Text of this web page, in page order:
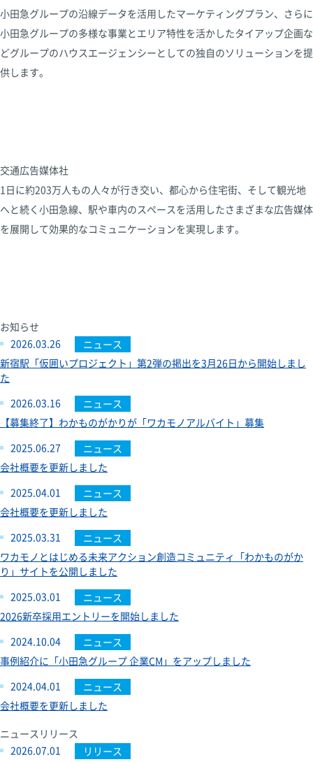
小田急グループの沿線データを活用したマーケティングプラン、さらに
小田急グループの多様な事業とエリア特性を活かしたタイアップ企画な
どグループのハウスエージェンシーとしての独自のソリューションを提
供します。
交通広告媒体社
1日に約203万人もの人々が行き交い、都心から住宅街、そして観光地
へと続く小田急線、駅や車内のスペースを活用したさまざまな広告媒体
を展開して効果的なコミュニケーションを実現します。
お知らせ
2026.03.26
ニュース
新宿駅「仮囲いプロジェクト」第2弾の掲出を3月26日から開始しまし
た
2026.03.16
ニュース
【募集終了】わかものがかりが「ワカモノアルバイト」募集
2025.06.27
ニュース
会社概要を更新しました
2025.04.01
ニュース
会社概要を更新しました
2025.03.31
ニュース
ワカモノとはじめる未来アクション創造コミュニティ「わかものがか
り」サイトを公開しました
2025.03.01
ニュース
2026新卒採用エントリーを開始しました
2024.10.04
ニュース
事例紹介に「小田急グループ 企業CM」をアップしました
2024.04.01
ニュース
会社概要を更新しました
ニュースリリース
2026.07.01
リリース